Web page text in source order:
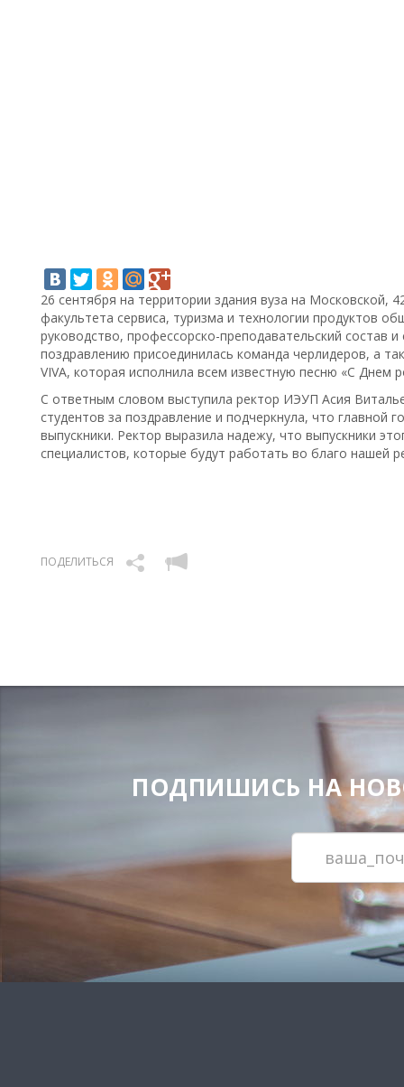
26 сентября на территории здания вуза на Московской,
факультета сервиса, туризма и технологии продуктов
руководство, профессорско-преподавательский состав
поздравлению присоединилась команда черлидеров, а
VIVA, которая исполнила всем известную песню «С Днем
С ответным словом выступила ректор ИЭУП Асия
студентов за поздравление и подчеркнула, что главной
выпускники. Ректор выразила надежу, что выпускники
специалистов, которые будут работать во благо нашей
ПОДЕЛИТЬСЯ
ПОДПИШИСЬ НА